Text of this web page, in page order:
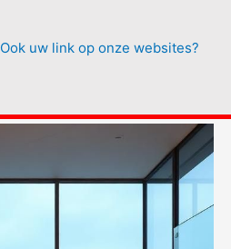
Ook uw link op onze websites?